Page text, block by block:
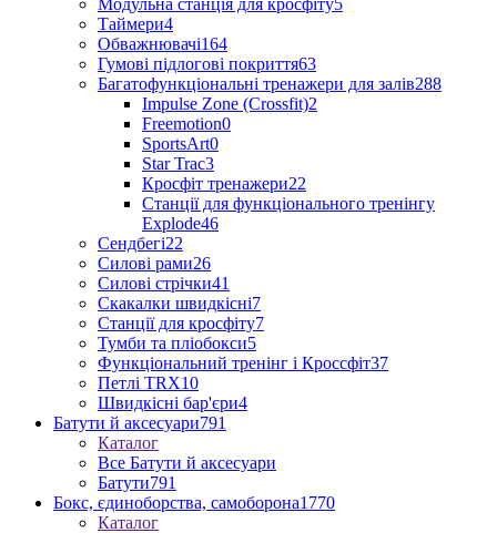
Модульна станція для кросфіту5
Таймери4
Обважнювачі164
Гумові підлогові покриття63
Багатофункціональні тренажери для залів288
Impulse Zone (Crossfit)2
Freemotion0
SportsArt0
Star Trac3
Кросфіт тренажери22
Станції для функціонального тренінгу
Explode46
Сендбегі22
Силові рами26
Силові стрічки41
Скакалки швидкісні7
Станції для кросфіту7
Тумби та пліобокси5
Функціональний тренінг і Кроссфіт37
Петлі TRX10
Швидкісні бар'єри4
Батути й аксесуари791
Каталог
Все Батути й аксесуари
Батути791
Бокс, єдиноборства, самоборона1770
Каталог